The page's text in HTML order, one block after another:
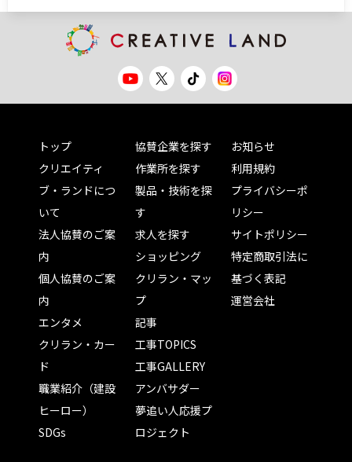
トップ
クリエイティ
ブ・ランドにつ
いて
法人協賛のご案
内
個人協賛のご案
内
エンタメ
クリラン・カー
ド
職業紹介（建設
ヒーロー）
SDGs
協賛企業を探す
作業所を探す
製品・技術を探
す
求人を探す
ショッピング
クリラン・マッ
プ
記事
工事TOPICS
工事GALLERY
アンバサダー
夢追い人応援プ
ロジェクト
お知らせ
利用規約
プライバシーポ
リシー
サイトポリシー
特定商取引法に
基づく表記
運営会社